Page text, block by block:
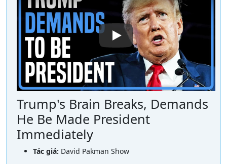
Trump's Brain Breaks, Demands
He Be Made President
Immediately
Tác giả: David Pakman Show